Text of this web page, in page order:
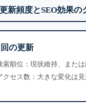
新頻度とSEO効果の
の更新
索順位：現状維持、また
クセス数：大きな変化は